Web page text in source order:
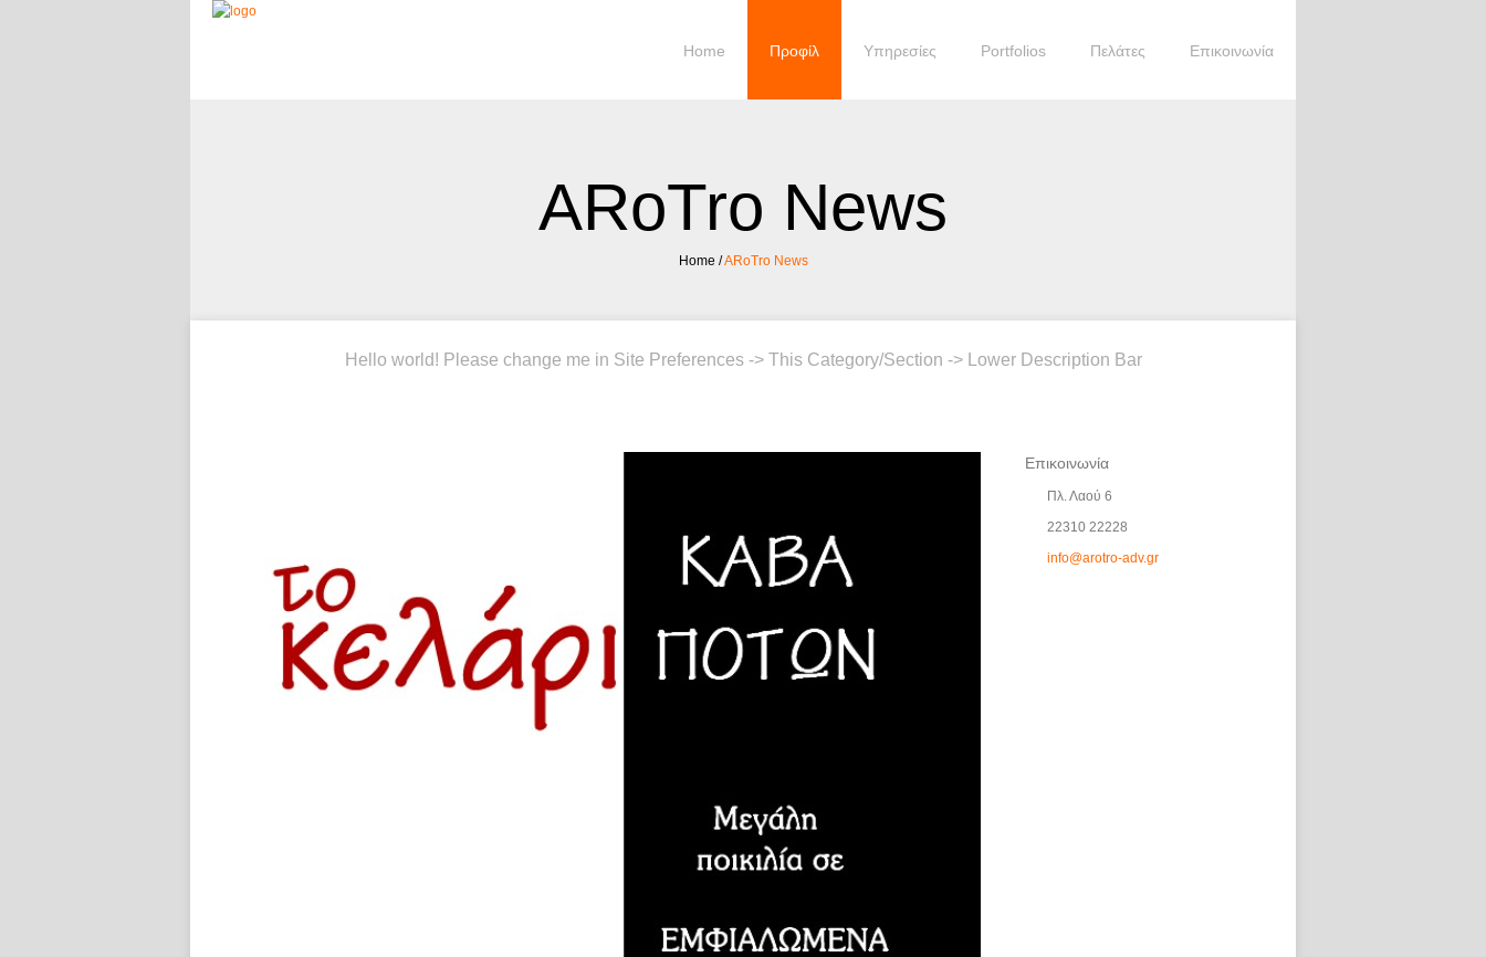
Home Προφίλ Υπηρεσίες Portfolios Πελάτες Επικοινωνία
ARoTro News
Home /ARoTro News
Hello world! Please change me in Site Preferences -> This Category/Section -> Lower Description Bar
Επικοινωνία
Πλ. Λαού 6
22310 22228
info@arotro-adv.gr